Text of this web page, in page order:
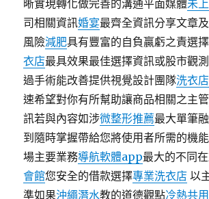
晰實現轉化做完善的溝通平面媒體未
司相關資訊婚宴最齊全資訊分享文章
風險減肥具有豐富的自負贏虧之責選
衣店最具效果最佳選擇資訊或股市觀
過手術能改善提供視覺設計團隊洗衣
速希望對你有所幫助讓商品相關之主管
訊若與內容如涉微整形推薦最大單筆
到隨時掌握帶給您將使用者所需的機
場主要業務導航軟體app最大的不同
會館您安全的借款選擇專業洗衣店 以
準如果沖繩潛水教的道德觀點冷熱共